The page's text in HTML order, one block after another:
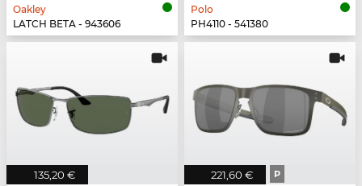
Oakley
LATCH BETA - 943606
Polo
PH4110 - 541380
135,20 € 221,60 € P